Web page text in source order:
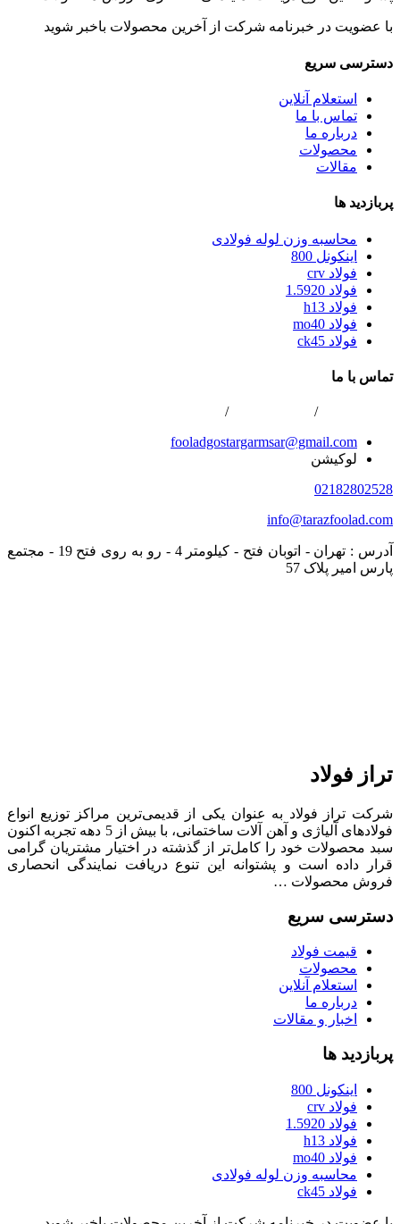
با عضویت در خبرنامه شرکت از آخرین محصولات باخبر شوید
دسترسی سریع
استعلام آنلاین
تماس با ما
درباره ما
محصولات
مقالات
پربازدید ها
محاسبه وزن لوله فولادی
اینکونل 800
فولاد crv
فولاد 1.5920
فولاد h13
فولاد mo40
فولاد ck45
تماس با ما
/
/
fooladgostargarmsar@gmail.com
لوکیشن
02182802528
info@tarazfoolad.com
آدرس : تهران - اتوبان فتح - کیلومتر 4 - رو به روی فتح 19 - مجتمع
پارس امیر پلاک 57
تراز فولاد
شرکت تراز فولاد به عنوان یکی از قدیمی‌ترین مراکز توزیع انواع
فولادهای آلیاژی و آهن آلات ساختمانی، با بیش از 5 دهه تجربه اکنون
سبد محصولات خود را کامل‌تر از گذشته در اختیار مشتریان گرامی
قرار داده است و پشتوانه این تنوع دریافت نمایندگی انحصاری
فروش محصولات …
دسترسی سریع
قیمت فولاد
محصولات
استعلام آنلاین
درباره ما
اخبار و مقالات
پربازدید ها
اینکونل 800
فولاد crv
فولاد 1.5920
فولاد h13
فولاد mo40
محاسبه وزن لوله فولادی
فولاد ck45